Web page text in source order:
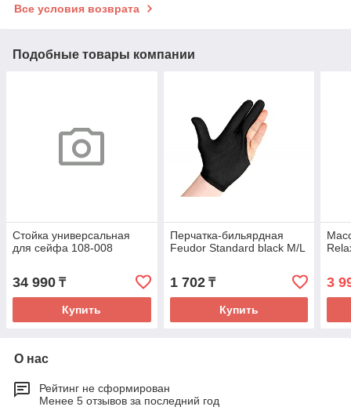
Все условия возврата
Подобные товары компании
Стойка универсальная
для сейфа 108-008
34 990 ₸
Купить
Перчатка-бильярдная
Feudor Standard black M/L
1 702₸
Купить
3
О нас
Рейтинг не сформирован
Менее 5 отзывов за последний год